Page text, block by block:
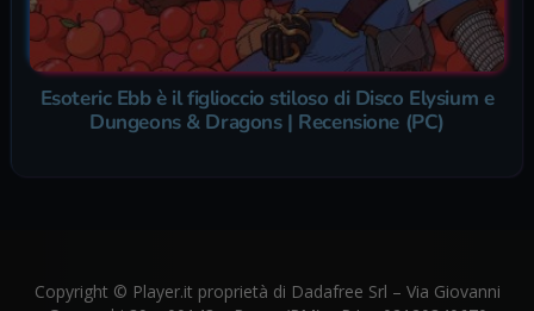
Esoteric Ebb è il figlioccio stiloso di Disco Elysium e
Dungeons & Dragons | Recensione (PC)
Copyright © Player.it proprietà di Dadafree Srl – Via Giovanni